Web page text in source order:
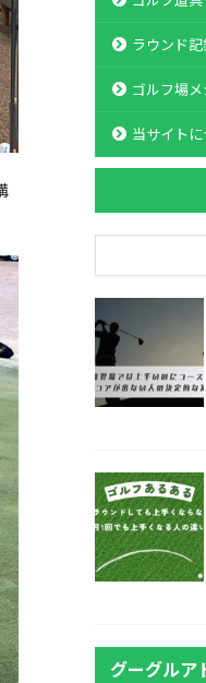
ラウンド
ゴルフ場メ
当サイト
グーグルア